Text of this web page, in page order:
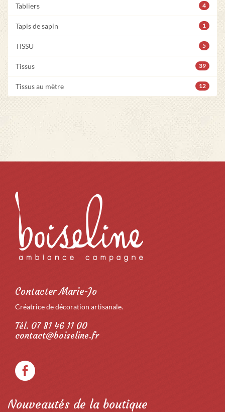
Tabliers 4
Tapis de sapin 1
TISSU 5
Tissus 39
Tissus au mètre 12
Contacter Marie-Jo
Créatrice de décoration artisanale.
Tél. 07 81 46 11 00
contact@boiseline.fr
Nouveautés de la boutique